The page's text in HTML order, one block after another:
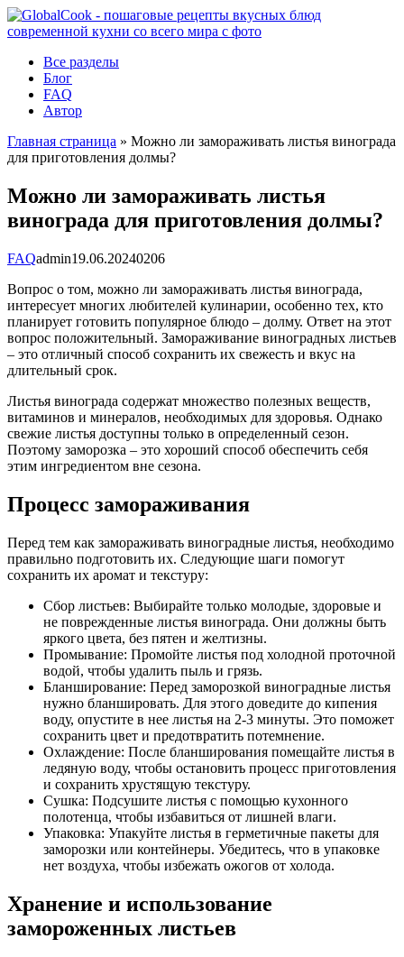
Перейти
к
Все разделы
Блог
FAQ
Автор
Главная страница » Можно ли замораживать листья винограда
для приготовления долмы?
Можно ли замораживать листья
винограда для приготовления долмы?
FAQadmin19.06.20240206
Вопрос о том, можно ли замораживать листья винограда,
интересует многих любителей кулинарии, особенно тех, кто
планирует готовить популярное блюдо – долму. Ответ на этот
вопрос положительный. Замораживание виноградных листьев
– это отличный способ сохранить их свежесть и вкус на
длительный срок.
Листья винограда содержат множество полезных веществ,
витаминов и минералов, необходимых для здоровья. Однако
свежие листья доступны только в определенный сезон.
Поэтому заморозка – это хороший способ обеспечить себя
этим ингредиентом вне сезона.
Процесс замораживания
Перед тем как замораживать виноградные листья, необходимо
правильно подготовить их. Следующие шаги помогут
сохранить их аромат и текстуру:
Сбор листьев: Выбирайте только молодые, здоровые и
не поврежденные листья винограда. Они должны быть
яркого цвета, без пятен и желтизны.
Промывание: Промойте листья под холодной проточной
водой, чтобы удалить пыль и грязь.
Бланширование: Перед заморозкой виноградные листья
нужно бланшировать. Для этого доведите до кипения
воду, опустите в нее листья на 2-3 минуты. Это поможет
сохранить цвет и предотвратить потемнение.
Охлаждение: После бланширования помещайте листья в
ледяную воду, чтобы остановить процесс приготовления
и сохранить хрустящую текстуру.
Сушка: Подсушите листья с помощью кухонного
полотенца, чтобы избавиться от лишней влаги.
Упаковка: Упакуйте листья в герметичные пакеты для
заморозки или контейнеры. Убедитесь, что в упаковке
нет воздуха, чтобы избежать ожогов от холода.
Хранение и использование
замороженных листьев